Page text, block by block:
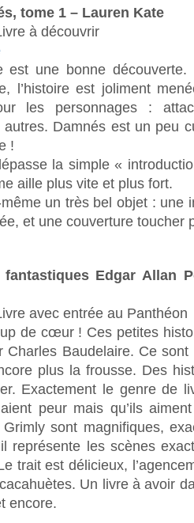
tome 1 – Lauren Kate
à découvrir
est une bonne
l’histoire est joliment
les personnages :
Damnés est un peu
!
la simple «
aille plus vite et plus fort.
un très bel objet : une
et une couverture toucher
Edgar Allan
avec entrée au Panthéon
de cœur ! Ces petites
Charles Baudelaire. Ce
plus la frousse. Des
Exactement le genre de
peur mais qu’ils
sont magnifiques,
représente les scènes
trait est délicieux,
Un livre à avoir
encore.